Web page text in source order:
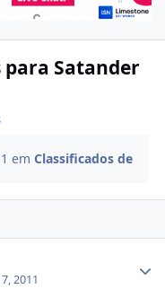
Satander
emClassificados de
2011